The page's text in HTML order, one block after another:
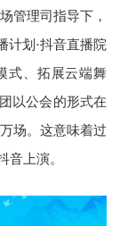
管理司指导下，
计划·抖音直播院
式、拓展云端舞
以公会的形式在
场。这意味着过
音上演。